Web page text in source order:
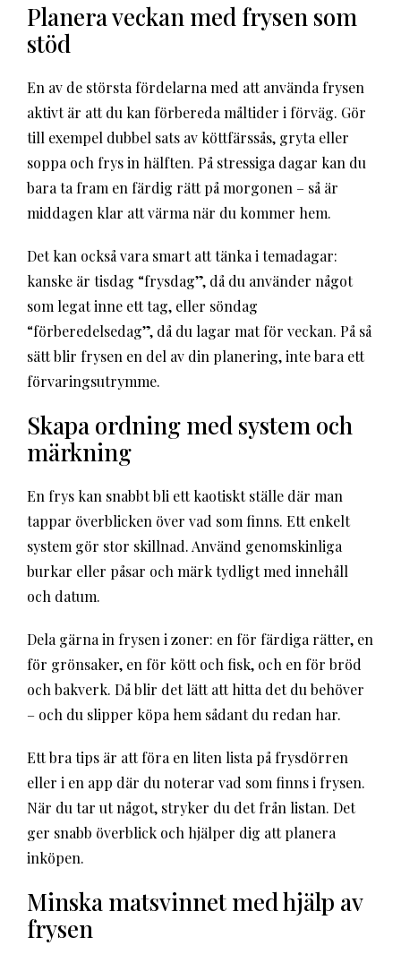
Planera veckan med frysen som
stöd
En av de största fördelarna med att använda frysen
aktivt är att du kan förbereda måltider i förväg. Gör
till exempel dubbel sats av köttfärssås, gryta eller
soppa och frys in hälften. På stressiga dagar kan du
bara ta fram en färdig rätt på morgonen – så är
middagen klar att värma när du kommer hem.
Det kan också vara smart att tänka i temadagar:
kanske är tisdag “frysdag”, då du använder något
som legat inne ett tag, eller söndag
“förberedelsedag”, då du lagar mat för veckan. På så
sätt blir frysen en del av din planering, inte bara ett
förvaringsutrymme.
Skapa ordning med system och
märkning
En frys kan snabbt bli ett kaotiskt ställe där man
tappar överblicken över vad som finns. Ett enkelt
system gör stor skillnad. Använd genomskinliga
burkar eller påsar och märk tydligt med innehåll
och datum.
Dela gärna in frysen i zoner: en för färdiga rätter, en
för grönsaker, en för kött och fisk, och en för bröd
och bakverk. Då blir det lätt att hitta det du behöver
– och du slipper köpa hem sådant du redan har.
Ett bra tips är att föra en liten lista på frysdörren
eller i en app där du noterar vad som finns i frysen.
När du tar ut något, stryker du det från listan. Det
ger snabb överblick och hjälper dig att planera
inköpen.
Minska matsvinnet med hjälp av
frysen